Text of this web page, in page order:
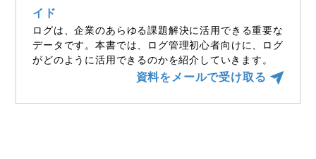
イド
ログは、企業のあらゆる課題解決に活用できる重要な
データです。本書では、ログ管理初心者向けに、ログ
がどのように活用できるのかを紹介していきます。
資料をメールで受け取る